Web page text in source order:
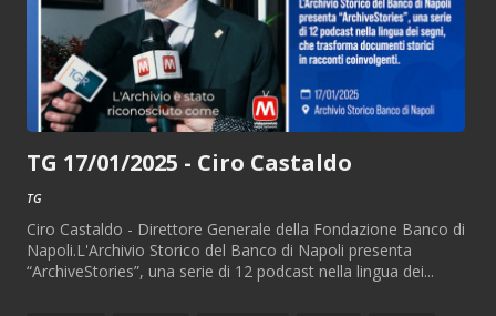
TG 17/01/2025 - Ciro Castaldo
TG
Ciro Castaldo - Direttore Generale della Fondazione Banco di
Napoli.L'Archivio Storico del Banco di Napoli presenta
“ArchiveStories”, una serie di 12 podcast nella lingua dei...